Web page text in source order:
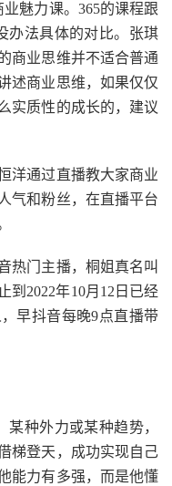
魅力课。365的课程跟
办法具体的对比。张琪
商业思维并不适合普通
述商业思维，如果仅仅
实质性的成长的，建议
洋通过直播教大家商业
气和粉丝，在直播平台
热门主播，桐姐真名叫
到2022年10月12日已经
早抖音每晚9点直播带
种外力或某种趋势，
梯登天，成功实现自己
能力有多强，而是他懂